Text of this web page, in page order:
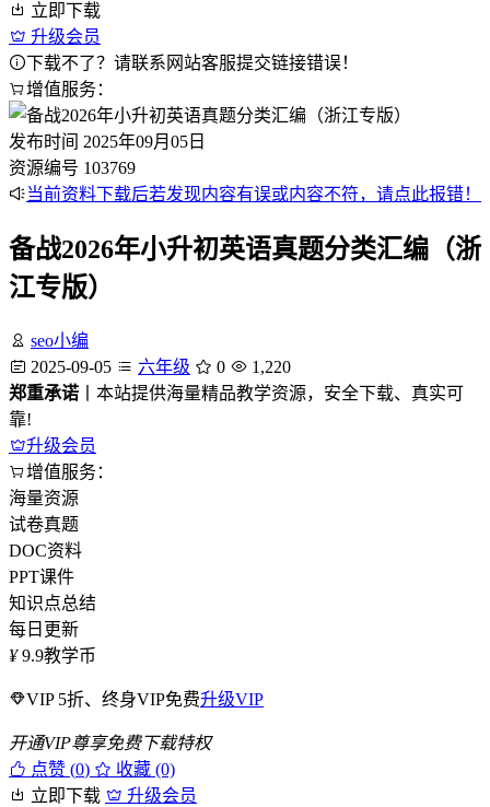
立即下载
升级会员
下载不了？请联系网站客服提交链接错误！
增值服务：
发布时间 2025年09月05日
资源编号 103769
当前资料下载后若发现内容有误或内容不符，请点此报错！
备战2026年小升初英语真题分类汇编（浙
江专版）
seo小编
2025-09-05
六年级 0
1,220
郑重承诺 丨本站提供海量精品教学资源，安全下载、真实可
靠!
升级会员
增值服务：
海量资源
试卷真题
DOC资料
PPT课件
知识点总结
每日更新
¥ 9.9教学币
VIP 5折、终身VIP免费升级VIP
开通VIP尊享免费下载特权
点赞 (0)
收藏 (0)
立即下载
升级会员